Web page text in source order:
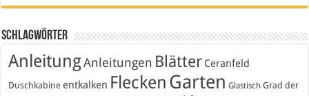
Schlagwörter
AnleitungAnleitungen Blätter Ceranfeld
Duschkabine entkalken Flecken Garten Glastisch Grad der